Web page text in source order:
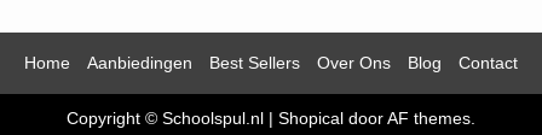
Home Aanbiedingen Best Sellers Over Ons Blog Contact
Copyright © Schoolspul.nl | Shopical door AF themes.